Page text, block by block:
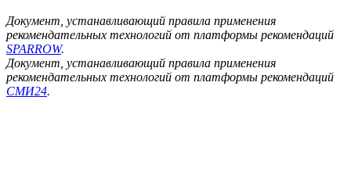
Документ, устанавливающий правила применения
рекомендательных технологий от платформы рекомендаций
SPARROW.
Документ, устанавливающий правила применения
рекомендательных технологий от платформы рекомендаций
СМИ24.